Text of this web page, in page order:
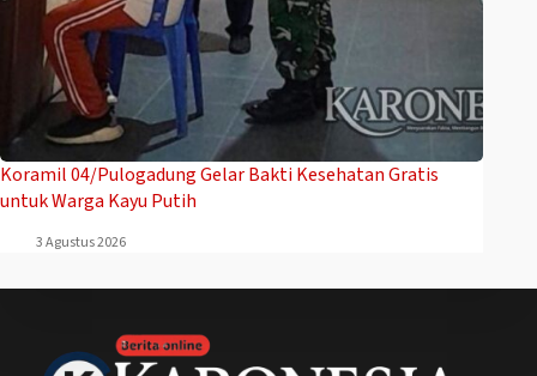
Koramil 04/Pulogadung Gelar Bakti Kesehatan Gratis
untuk Warga Kayu Putih
3 Agustus 2026